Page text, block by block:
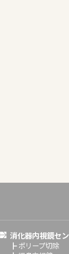
消化器内視鏡セ
┣ポリープ切除